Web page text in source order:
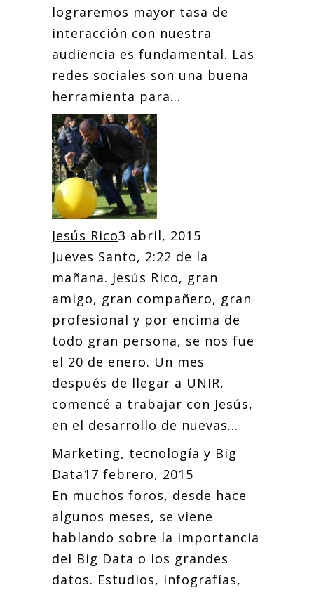
lograremos mayor tasa de
interacción con nuestra
audiencia es fundamental. Las
redes sociales son una buena
herramienta para...
Jesús Rico3 abril, 2015
Jueves Santo, 2:22 de la
mañana. Jesús Rico, gran
amigo, gran compañero, gran
profesional y por encima de
todo gran persona, se nos fue
el 20 de enero. Un mes
después de llegar a UNIR,
comencé a trabajar con Jesús,
en el desarrollo de nuevas...
Marketing, tecnología y Big
Data17 febrero, 2015
En muchos foros, desde hace
algunos meses, se viene
hablando sobre la importancia
del Big Data o los grandes
datos. Estudios, infografías,